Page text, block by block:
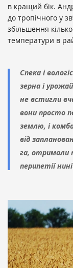
в кращий бік.
до тропічного у
збільшення
температури в
Спека і
зерна і
не встигли
вони просто
землю, і
від
га, отримали
перипетії